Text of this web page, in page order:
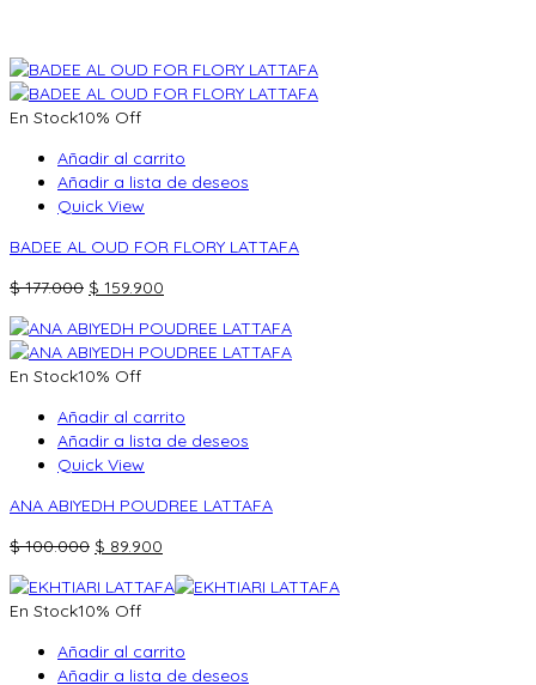
En Stock10% Off
Añadir al carrito
Añadir a lista de deseos
Quick View
BADEE AL OUD FOR FLORY LATTAFA
$177.000 El
original
era:
$ 177.000.
$ 159.900
actual
es:
En Stock10% Off
Añadir al carrito
Añadir a lista de deseos
Quick View
ANA ABIYEDH POUDREE LATTAFA
$100.000 El
original
era:
$ 89.900
actual
En Stock10% Off
Añadir al carrito
Añadir a lista de deseos